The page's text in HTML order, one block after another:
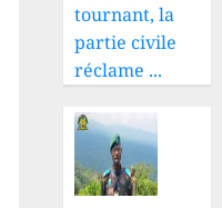
tournant, la
partie civile
réclame ...